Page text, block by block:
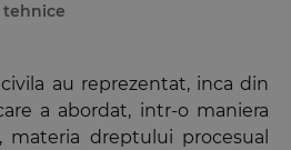
tehnice
au reprezentat, inca din
a abordat, intr-o maniera
materia dreptului procesual